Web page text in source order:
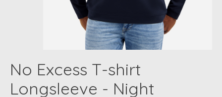
No Excess T-shirt
Longsleeve - Night